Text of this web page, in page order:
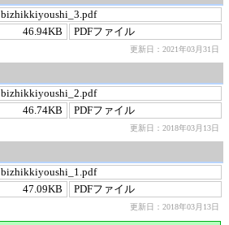
bizhikkiyoushi_3.pdf
46.94KB
PDFファイル
更新日：2021年03月31日
bizhikkiyoushi_2.pdf
46.74KB
PDFファイル
更新日：2018年03月13日
bizhikkiyoushi_1.pdf
47.09KB
PDFファイル
更新日：2018年03月13日